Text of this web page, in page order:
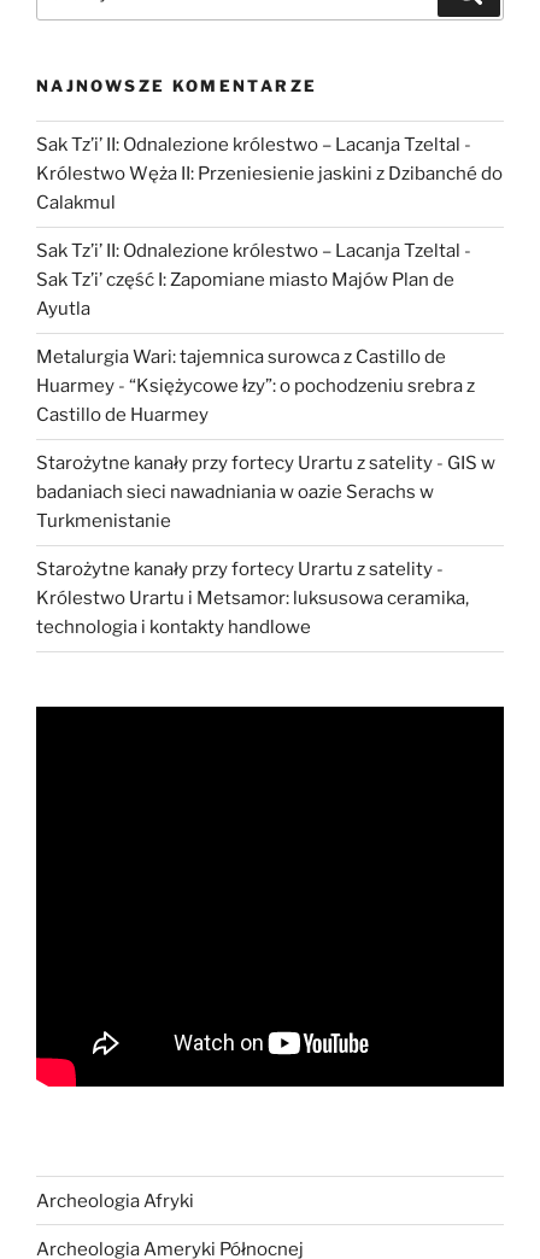
była
Królowa
Palenque?”
NAJNOWSZE KOMENTARZE
Sak Tz’i’ II: Odnalezione królestwo – Lacanja Tzeltal -
Królestwo Węża II: Przeniesienie jaskini z Dzibanché do
Calakmul
Sak Tz’i’ II: Odnalezione królestwo – Lacanja Tzeltal -
Sak Tz’i’ część I: Zapomiane miasto Majów Plan de
Ayutla
Metalurgia Wari: tajemnica surowca z Castillo de
Huarmey - “Księżycowe łzy”: o pochodzeniu srebra z
Castillo de Huarmey
Starożytne kanały przy fortecy Urartu z satelity - GIS w
badaniach sieci nawadniania w oazie Serachs w
Turkmenistanie
Starożytne kanały przy fortecy Urartu z satelity -
Królestwo Urartu i Metsamor: luksusowa ceramika,
technologia i kontakty handlowe
Archeologia Afryki
Archeologia Ameryki Północnej